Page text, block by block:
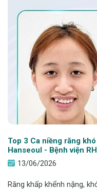
Top 3 Ca niềng răng
Hanseoul - Bệnh viện
13/06/2026
Răng khấp khểnh nặng,